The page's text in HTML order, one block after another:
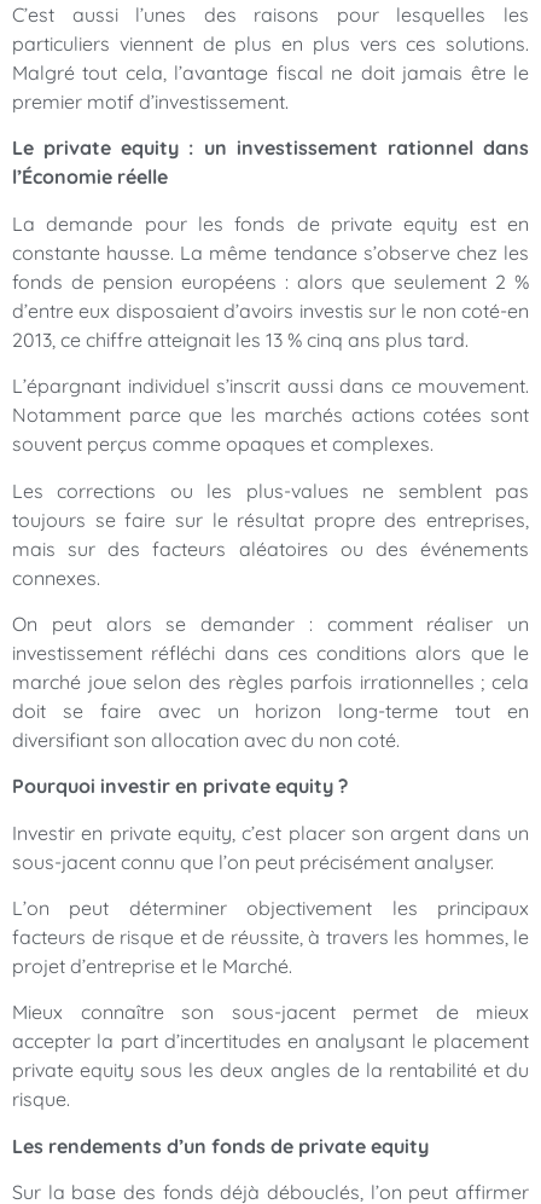
C’est aussi l’unes des raisons pour lesquelles les
particuliers viennent de plus en plus vers ces solutions.
Malgré tout cela, l’avantage fiscal ne doit jamais être le
premier motif d’investissement.
Le private equity : un investissement rationnel dans
l’Économie réelle
La demande pour les fonds de private equity est en
constante hausse. La même tendance s’observe chez les
fonds de pension européens : alors que seulement 2 %
d’entre eux disposaient d’avoirs investis sur le non coté-en
2013, ce chiffre atteignait les 13 % cinq ans plus tard.
L’épargnant individuel s’inscrit aussi dans ce mouvement.
Notamment parce que les marchés actions cotées sont
souvent perçus comme opaques et complexes.
Les corrections ou les plus-values ne semblent pas
toujours se faire sur le résultat propre des entreprises,
mais sur des facteurs aléatoires ou des événements
connexes.
On peut alors se demander : comment réaliser un
investissement réfléchi dans ces conditions alors que le
marché joue selon des règles parfois irrationnelles ; cela
doit se faire avec un horizon long-terme tout en
diversifiant son allocation avec du non coté.
Pourquoi investir en private equity ?
Investir en private equity, c’est placer son argent dans un
sous-jacent connu que l’on peut précisément analyser.
L’on peut déterminer objectivement les principaux
facteurs de risque et de réussite, à travers les hommes, le
projet d’entreprise et le Marché.
Mieux connaître son sous-jacent permet de mieux
accepter la part d’incertitudes en analysant le placement
private equity sous les deux angles de la rentabilité et du
risque.
Les rendements d’un fonds de private equity
Sur la base des fonds déjà débouclés, l’on peut affirmer